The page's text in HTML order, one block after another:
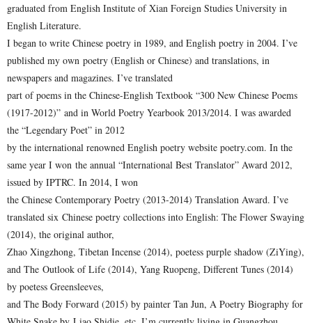
graduated from English Institute of Xian Foreign Studies University in
English Literature.
I began to write Chinese poetry in 1989, and English poetry in 2004. I’ve
published my own poetry (English or Chinese) and translations, in
newspapers and magazines. I’ve translated
part of poems in the Chinese-English Textbook “300 New Chinese Poems
(1917-2012)” and in World Poetry Yearbook 2013/2014. I was awarded
the “Legendary Poet” in 2012
by the international renowned English poetry website poetry.com. In the
same year I won the annual “International Best Translator” Award 2012,
issued by IPTRC. In 2014, I won
the Chinese Contemporary Poetry (2013-2014) Translation Award. I’ve
translated six Chinese poetry collections into English: The Flower Swaying
(2014), the original author,
Zhao Xingzhong, Tibetan Incense (2014), poetess purple shadow (ZiYing),
and The Outlook of Life (2014), Yang Ruopeng, Different Tunes (2014)
by poetess Greensleeves,
and The Body Forward (2015) by painter Tan Jun, A Poetry Biography for